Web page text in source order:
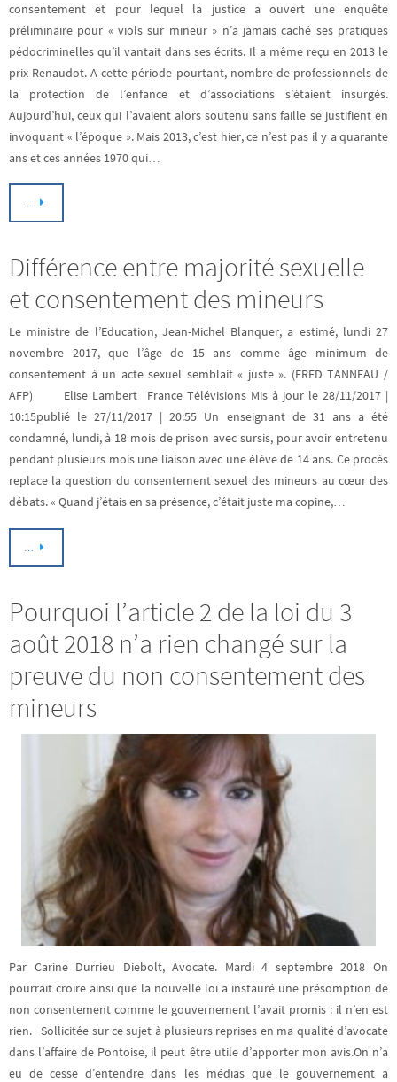
consentement et pour lequel la justice a ouvert une enquête
préliminaire pour « viols sur mineur » n’a jamais caché ses pratiques
pédocriminelles qu’il vantait dans ses écrits. Il a même reçu en 2013 le
prix Renaudot. A cette période pourtant, nombre de professionnels de
la protection de l’enfance et d’associations s’étaient insurgés.
Aujourd’hui, ceux qui l’avaient alors soutenu sans faille se justifient en
invoquant « l’époque ». Mais 2013, c’est hier, ce n’est pas il y a quarante
ans et ces années 1970 qui…
…
Différence entre majorité sexuelle
et consentement des mineurs
Le ministre de l’Education, Jean-Michel Blanquer, a estimé, lundi 27
novembre 2017, que l’âge de 15 ans comme âge minimum de
consentement à un acte sexuel semblait « juste ». (FRED TANNEAU /
AFP) Elise Lambert France Télévisions Mis à jour le 28/11/2017 |
10:15publié le 27/11/2017 | 20:55 Un enseignant de 31 ans a été
condamné, lundi, à 18 mois de prison avec sursis, pour avoir entretenu
pendant plusieurs mois une liaison avec une élève de 14 ans. Ce procès
replace la question du consentement sexuel des mineurs au cœur des
débats. « Quand j’étais en sa présence, c’était juste ma copine,…
…
Pourquoi l’article 2 de la loi du 3
août 2018 n’a rien changé sur la
preuve du non consentement des
mineurs
Par Carine Durrieu Diebolt, Avocate. Mardi 4 septembre 2018 On
pourrait croire ainsi que la nouvelle loi a instauré une présomption de
non consentement comme le gouvernement l’avait promis : il n’en est
rien. Sollicitée sur ce sujet à plusieurs reprises en ma qualité d’avocate
dans l’affaire de Pontoise, il peut être utile d’apporter mon avis.On n’a
eu de cesse d’entendre dans les médias que le gouvernement a